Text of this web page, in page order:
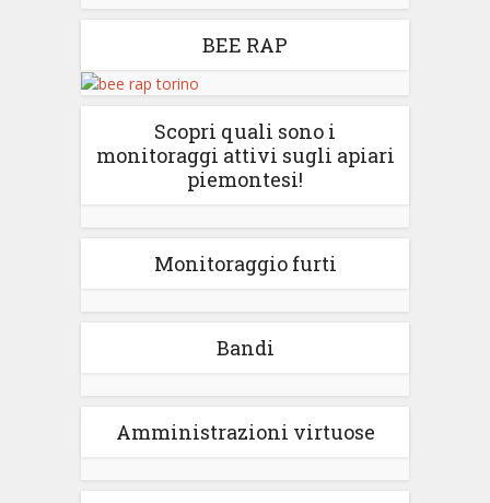
BEE RAP
Scopri quali sono i
monitoraggi attivi sugli apiari
piemontesi!
Monitoraggio furti
Bandi
Amministrazioni virtuose